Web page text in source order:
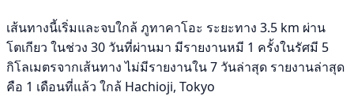
เส้นทางนี้เริ่มและจบใกล้ ภูทาคาโอะ ระยะทาง 3.5 km ผ่าน
โตเกียว ในช่วง 30 วันที่ผ่านมา มีรายงานหมี 1 ครั้งในรัศมี 5
กิโลเมตรจากเส้นทาง ไม่มีรายงานใน 7 วันล่าสุด รายงานล่าสุด
คือ 1 เดือนที่แล้ว ใกล้ Hachioji, Tokyo